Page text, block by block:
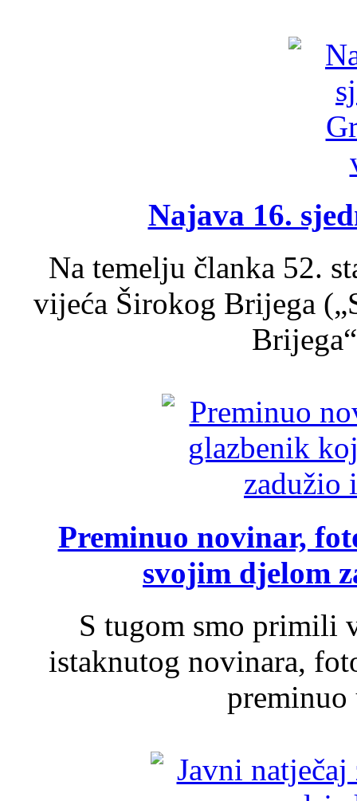
Najava 16.
Na temelju članka 52.
vijeća Širokog Brijega
Preminuo novinar,
svojim djelom
S tugom smo primili
istaknutog novinara,